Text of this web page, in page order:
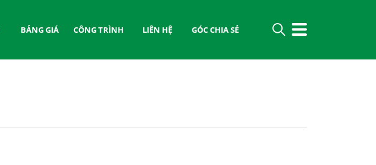
BẢNG GIÁ CÔNG TRÌNH LIÊN HỆ GÓC CHIA SẺ